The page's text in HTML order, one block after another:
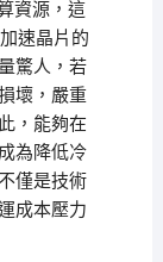
資源，這
速晶片的
驚人，若
壞，嚴重
，能夠在
為降低冷
僅是技術
成本壓力